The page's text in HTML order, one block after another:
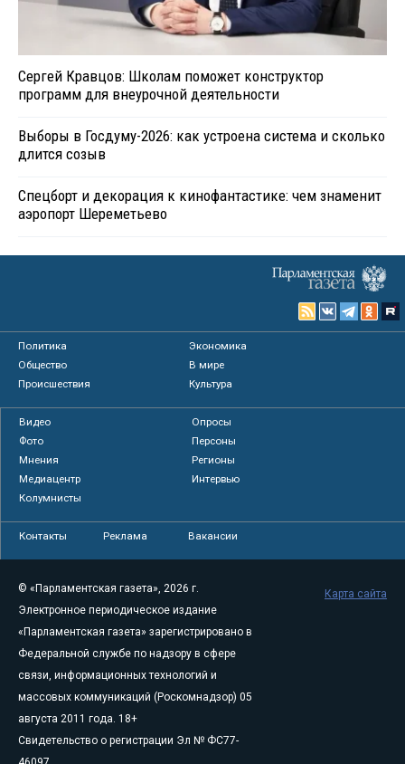
Сергей Кравцов: Школам поможет конструктор
программ для внеурочной деятельности
Выборы в Госдуму-2026: как устроена система и сколько
длится созыв
Спецборт и декорация к кинофантастике: чем знаменит
аэропорт Шереметьево
Политика
Экономика
Общество
В мире
Происшествия
Культура
Видео
Опросы
Фото
Персоны
Мнения
Регионы
Медиацентр
Интервью
Колумнисты
Контакты Реклама Вакансии
© «Парламентская газета», 2026 г.
Электронное периодическое издание
«Парламентская газета» зарегистрировано в
Федеральной службе по надзору в сфере
связи, информационных технологий и
массовых коммуникаций (Роскомнадзор) 05
августа 2011 года. 18+
Свидетельство о регистрации Эл № ФС77-
Карта сайта